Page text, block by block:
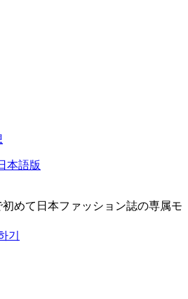
本語版
めて日本ファッション誌の専属モ
기